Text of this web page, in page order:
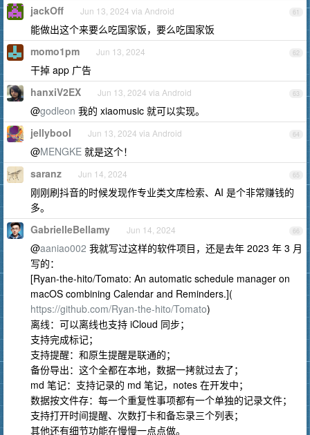
61
jackOff Jun 13, 2024 via Android
能做出这个来要么吃国家饭，要么吃国家饭
62
momo1pm Jun 13, 2024
干掉 app 广告
63
hanxiV2EX Jun 13, 2024 via Android
@godleon 我的 xiaomusic 就可以实现。
64
jellybool Jun 13, 2024 via Android
@MENGKE 就是这个！
65
saranz Jun 14, 2024
刚刚刷抖音的时候发现作专业类文库检索、AI 是个非常赚钱的
多。
66
GabrielleBellamy Jun 14, 2024
@aaniao002 我就写过这样的软件项目，还是去年 2023 年 3 月
写的：
[Ryan-the-hito/Tomato: An automatic schedule manager on
macOS combining Calendar and Reminders.](
https://github.com/Ryan-the-hito/Tomato)
离线：可以离线也支持 iCloud 同步；
支持完成标记；
支持提醒：和原生提醒是联通的；
备份导出：这个全都在本地，数据一拷就过去了；
md 笔记：支持记录的 md 笔记，notes 在开发中；
数据按文件存：每一个重复性事项都有一个单独的记录文件；
支持打开时间提醒、次数打卡和备忘录三个列表；
其他还有细节功能在慢慢一点点做。